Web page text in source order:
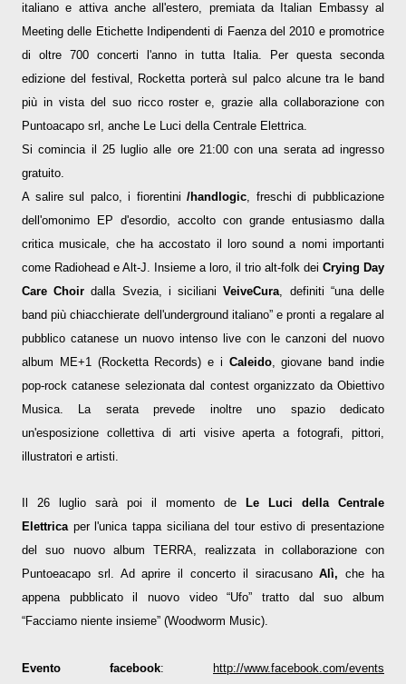
italiano e attiva anche all'estero, premiata da Italian Embassy al
Meeting delle Etichette Indipendenti di Faenza del 2010 e promotrice
di oltre 700 concerti l'anno in tutta Italia. Per questa seconda
edizione del festival, Rocketta porterà sul palco alcune tra le band
più in vista del suo ricco roster e, grazie alla collaborazione con
Puntoacapo srl, anche Le Luci della Centrale Elettrica.
Si comincia il 25 luglio alle ore 21:00 con una serata ad ingresso
gratuito.
A salire sul palco, i fiorentini/handlogic, freschi di pubblicazione
dell'omonimo EP d'esordio, accolto con grande entusiasmo dalla
critica musicale, che ha accostato il loro sound a nomi importanti
come Radiohead e Alt-J. Insieme a loro, il trio alt-folk dei Crying Day
Care Choir dalla Svezia, i sicilianiVeiveCura, definiti “una delle
band più chiacchierate dell'underground italiano” e pronti a regalare al
pubblico catanese un nuovo intenso live con le canzoni del nuovo
album ME+1 (Rocketta Records) e i Caleido, giovane band indie
pop-rock catanese selezionata dal contest organizzato da Obiettivo
Musica. La serata prevede inoltre uno spazio dedicato
un'esposizione collettiva di arti visive aperta a fotografi, pittori,
illustratori e artisti.
Il 26 luglio sarà poi il momento de
Le Luci della Centrale
Elettrica per l'unica tappa siciliana del tour estivo di presentazione
del suo nuovo album TERRA, realizzata in collaborazione con
Puntoeacapo srl. Ad aprire il concerto il siracusanoAlì,che ha
appena pubblicato il nuovo video “Ufo” tratto dal suo album
“Facciamo niente insieme” (Woodworm Music).
Evento facebook:
http://www.facebook.com/events